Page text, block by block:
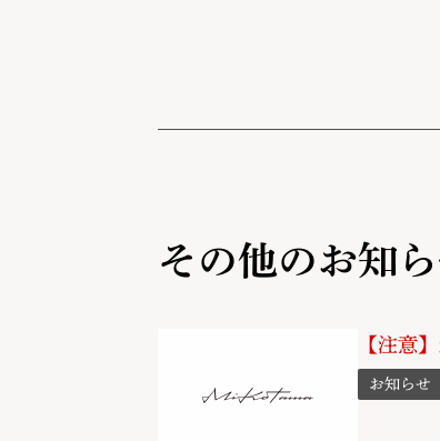
その他のお知
【注意
お知らせ